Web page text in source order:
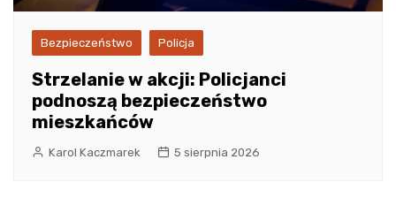
Bezpieczeństwo Policja
Strzelanie w akcji: Policjanci
podnoszą bezpieczeństwo
mieszkańców
Karol Kaczmarek 5 sierpnia 2026